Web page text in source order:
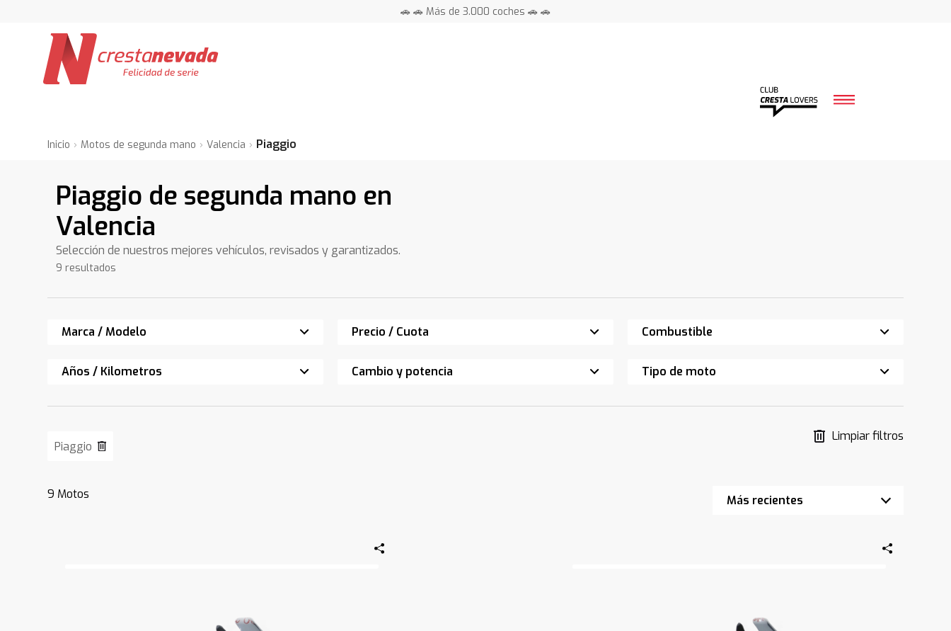
🚗 🚗 Más de 3.000 coches 🚗 🚗
Inicio Motos de segunda mano Valencia Piaggio
Piaggio de segunda mano en
Valencia
Selección de nuestros mejores vehículos, revisados y garantizados.
9 resultados
Marca / Modelo Precio / Cuota Combustible
Años / Kilometros Cambio y potencia Tipo de moto
Piaggio
Limpiar filtros
9 Motos